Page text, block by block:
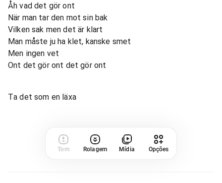
Åh vad det gör ont
När man tar den mot sin bak
Vilken sak men det är klart
Man måste ju ha klet, kanske smet
Men ingen vet
Ont det gör ont det gör ont
Ta det som en läxa
Tom Rolagem Mídia Opções